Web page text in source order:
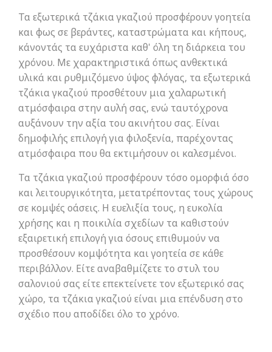
Τα εξωτερικά τζάκια γκαζιού προσφέρουν γοητεία
και φως σε βεράντες, καταστρώματα και κήπους,
κάνοντάς τα ευχάριστα καθ' όλη τη διάρκεια του
χρόνου. Με χαρακτηριστικά όπως ανθεκτικά
υλικά και ρυθμιζόμενο ύψος φλόγας, τα εξωτερικά
τζάκια γκαζιού προσθέτουν μια χαλαρωτική
ατμόσφαιρα στην αυλή σας, ενώ ταυτόχρονα
αυξάνουν την αξία του ακινήτου σας. Είναι
δημοφιλής επιλογή για φιλοξενία, παρέχοντας
ατμόσφαιρα που θα εκτιμήσουν οι καλεσμένοι.
Τα τζάκια γκαζιού προσφέρουν τόσο ομορφιά όσο
και λειτουργικότητα, μετατρέποντας τους χώρους
σε κομψές οάσεις. Η ευελιξία τους, η ευκολία
χρήσης και η ποικιλία σχεδίων τα καθιστούν
εξαιρετική επιλογή για όσους επιθυμούν να
προσθέσουν κομψότητα και γοητεία σε κάθε
περιβάλλον. Είτε αναβαθμίζετε το στυλ του
σαλονιού σας είτε επεκτείνετε τον εξωτερικό σας
χώρο, τα τζάκια γκαζιού είναι μια επένδυση στο
σχέδιο που αποδίδει όλο το χρόνο.